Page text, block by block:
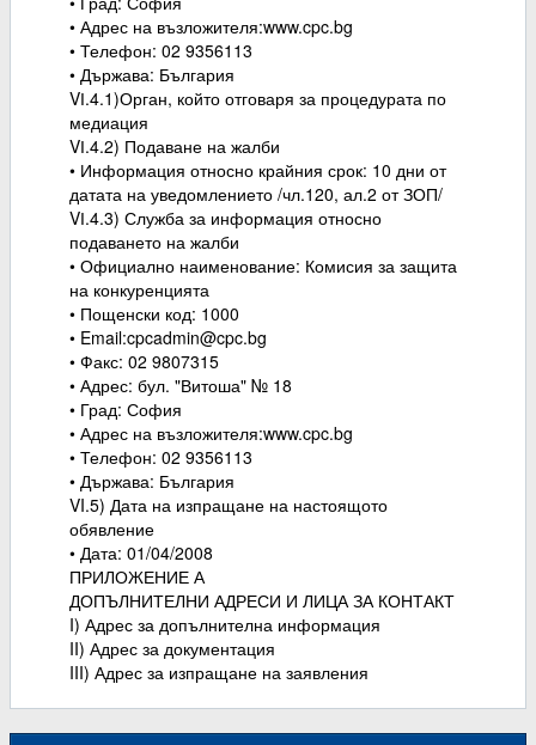
• Адрес на възложителя:www.cpc.bg
• Телефон: 02 9356113
• Държава: България
VІ.4.1)Орган, който отговаря за процедурата по
медиация
VІ.4.2) Подаване на жалби
• Информация относно крайния срок: 10 дни от
датата на уведомлението /чл.120, ал.2 от ЗОП/
VІ.4.3) Служба за информация относно
подаването на жалби
• Официално наименование: Комисия за защита
на конкуренцията
• Пощенски код: 1000
• Email:cpcadmin@cpc.bg
• Факс: 02 9807315
• Адрес: бул. "Витоша" № 18
• Град: София
• Адрес на възложителя:www.cpc.bg
• Телефон: 02 9356113
• Държава: България
VI.5) Дата на изпращане на настоящото
обявление
• Дата: 01/04/2008
ПРИЛОЖЕНИЕ А
ДОПЪЛНИТЕЛНИ АДРЕСИ И ЛИЦА ЗА КОНТАКТ
I) Адрес за допълнителна информация
II) Адрес за документация
III) Адрес за изпращане на заявления